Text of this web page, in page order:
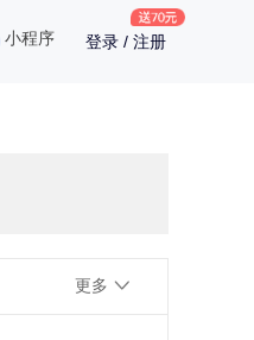
小程序 登录 / 注册
更多